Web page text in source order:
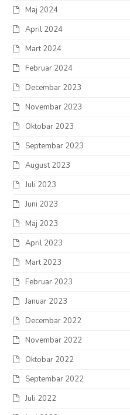
Maj 2024
April 2024
Mart 2024
Februar 2024
Decembar 2023
Novembar 2023
Oktobar 2023
Septembar 2023
August 2023
Juli 2023
Juni 2023
Maj 2023
April 2023
Mart 2023
Februar 2023
Januar 2023
Decembar 2022
Novembar 2022
Oktobar 2022
Septembar 2022
Juli 2022